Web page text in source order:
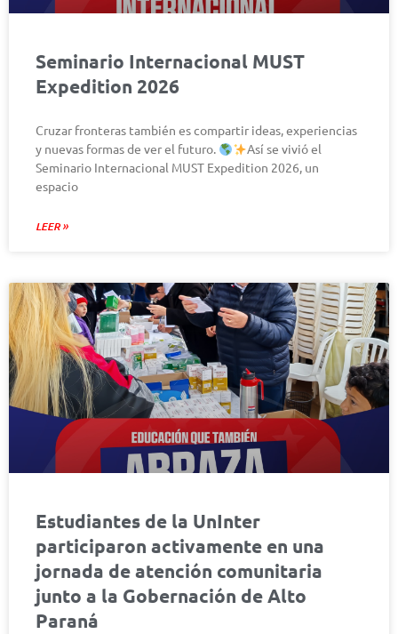
Seminario Internacional MUST
Expedition 2026
Cruzar fronteras también es compartir ideas, experiencias
y nuevas formas de ver el futuro.
Así se vivió el
Seminario Internacional MUST Expedition 2026, un
espacio
LEER »
Estudiantes de la UnInter
participaron activamente en una
jornada de atención comunitaria
junto a la Gobernación de Alto
Paraná